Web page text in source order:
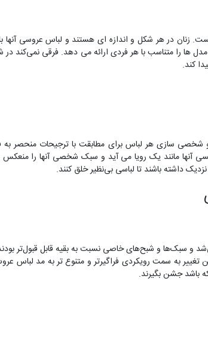
در هر شکل و اندازه ای هستند و لباس عروسی آنها
ها را متناسب با هر فردی ارائه می دهد. فرقی نمی‌کند
کند.
شخصی سازی هر لباس برای مطابقت با ترجیحات منحصر
مانند یک رویا می آید و سبک شخصی آنها را منعکس
داشته باشند تا لباسی بی‌نظیر خلق کنند.
سبک‌ها و شبح‌های خاصی نسبت به بقیه قابل قبول‌تر
به سمت رویکردی فراگیرتر و متنوع تر به مد لباس
باشد جشن بگیرند.